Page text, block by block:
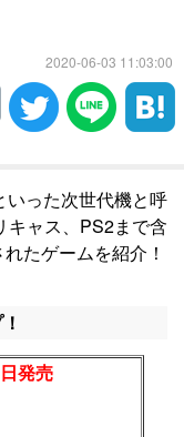
2020-06-03 11:03:00
った次世代機と呼
キャス、PS2まで含
たゲームを紹介！
発売